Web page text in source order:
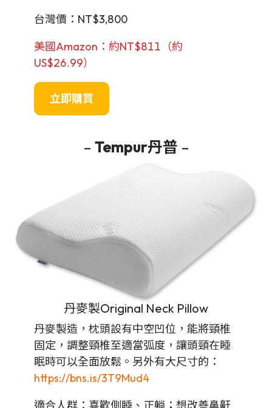
台灣價：NT$3,800
美國Amazon：約NT$811（約
US$26.99）
立即購買
– Tempur丹普 –
丹麥製Original Neck Pillow
丹麥製造，枕頭設有中空凹位，能將頸椎
固定，調整頸椎至適當弧度，讓頭頸在睡
眠時可以全面放鬆。另外有大尺寸的：
https://bns.is/3T9Mud4